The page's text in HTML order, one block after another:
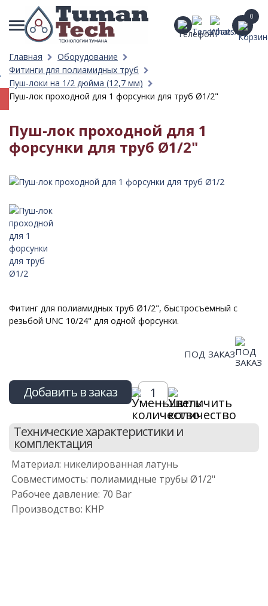
0
Главная
Оборудование
Фитинги для полиамидных труб
Пуш-локи на 1/2 дюйма (12,7 мм)
Пуш-лок проходной для 1 форсунки для труб Ø1/2"
Пуш-лок проходной для 1
форсунки для труб Ø1/2"
Фитинг для полиамидных труб Ø1/2", быстросъемный с
резьбой UNC 10/24" для одной форсунки.
ПОД ЗАКАЗ
Добавить в заказ
Технические характеристики и
комплектация
Материал: никелированная латунь
Совместимость: полиамидные трубы Ø1/2"
Рабочее давление: 70 Bar
Производство: КНР